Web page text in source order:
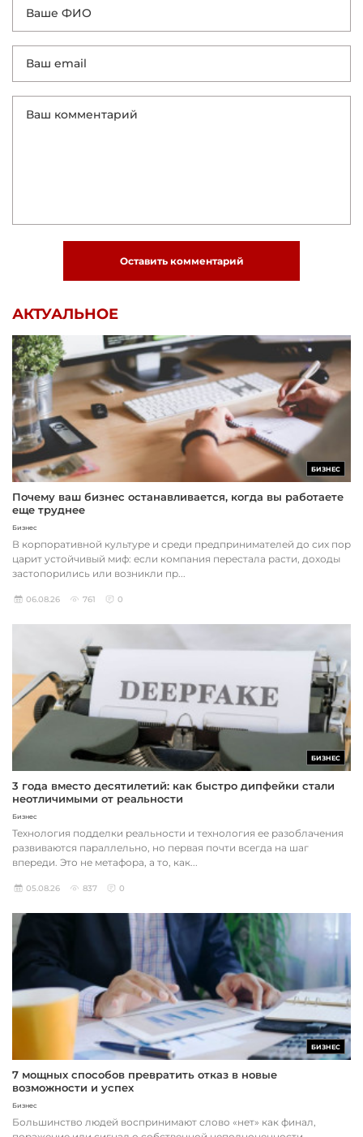
Оставить комментарий
АКТУАЛЬНОЕ
БИЗНЕС
Почему ваш бизнес останавливается, когда вы работаете
еще труднее
Бизнес
В корпоративной культуре и среди предпринимателей до сих пор
царит устойчивый миф: если компания перестала расти, доходы
застопорились или возникли пр...
06.08.26 761 0
БИЗНЕС
3 года вместо десятилетий: как быстро дипфейки стали
неотличимыми от реальности
Бизнес
Технология подделки реальности и технология ее разоблачения
развиваются параллельно, но первая почти всегда на шаг
впереди. Это не метафора, а то, как...
05.08.26 837 0
БИЗНЕС
7 мощных способов превратить отказ в новые
возможности и успех
Бизнес
Большинство людей воспринимают слово «нет» как финал,